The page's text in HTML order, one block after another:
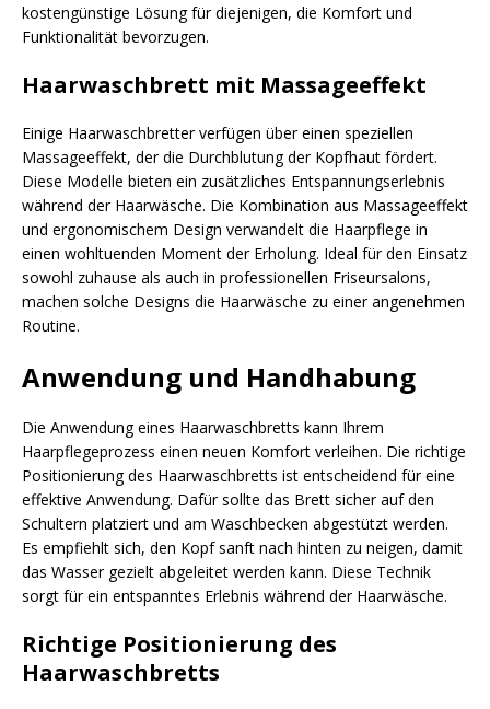
kostengünstige Lösung für diejenigen, die Komfort und
Funktionalität bevorzugen.
Haarwaschbrett mit Massageeffekt
Einige Haarwaschbretter verfügen über einen speziellen
Massageeffekt, der die Durchblutung der Kopfhaut fördert.
Diese Modelle bieten ein zusätzliches Entspannungserlebnis
während der Haarwäsche. Die Kombination aus Massageeffekt
und ergonomischem Design verwandelt die Haarpflege in
einen wohltuenden Moment der Erholung. Ideal für den Einsatz
sowohl zuhause als auch in professionellen Friseursalons,
machen solche Designs die Haarwäsche zu einer angenehmen
Routine.
Anwendung und Handhabung
Die Anwendung eines Haarwaschbretts kann Ihrem
Haarpflegeprozess einen neuen Komfort verleihen. Die richtige
Positionierung des Haarwaschbretts ist entscheidend für eine
effektive Anwendung. Dafür sollte das Brett sicher auf den
Schultern platziert und am Waschbecken abgestützt werden.
Es empfiehlt sich, den Kopf sanft nach hinten zu neigen, damit
das Wasser gezielt abgeleitet werden kann. Diese Technik
sorgt für ein entspanntes Erlebnis während der Haarwäsche.
Richtige Positionierung des
Haarwaschbretts